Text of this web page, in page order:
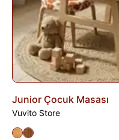
Junior Çocuk Masası
Vuvito Store